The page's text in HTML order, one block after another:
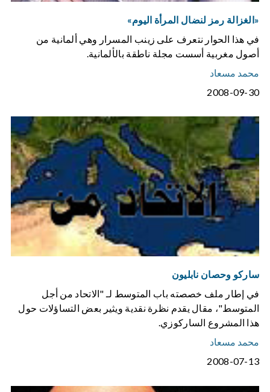
«الغزالة رمز لنضال المرأة اليوم»
في هذا الحوار نتعرف على زينب المسرار وهي ألمانية من
أصول مغربية أسست مجلة ناطقة بالألمانية.
محمد مسعاد
2008-09-30
ساركو وحصان نابليون
في إطار ملف خصصته باب المتوسط لـ "الاتحاد من أجل
المتوسط"، مقال يقدم نظرة نقدية ويثير بعض التساؤلات حول
هذا المشروع الساركوزي.
محمد مسعاد
2008-07-13